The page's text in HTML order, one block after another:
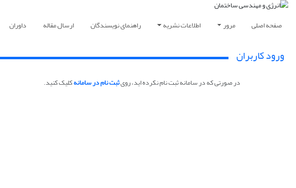
صفحه اصلی مرور اطلاعات نشریه راهنمای نویسندگان ارسال مقاله داوران
ورود کاربران
در صورتی که در سامانه ثبت نام نکرده اید، رویثبت نام در سامانهکلیک کنید.